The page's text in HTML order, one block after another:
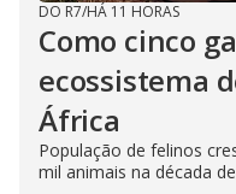
DO R7/HÁ 11 HORAS
Como cinco
ecossistema
África
População de felinos
mil animais na década